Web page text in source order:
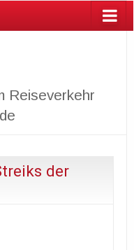
Reiseverkehr
der